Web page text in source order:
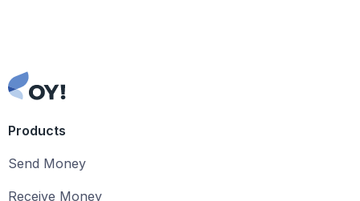
Products
Send Money
Receive Money